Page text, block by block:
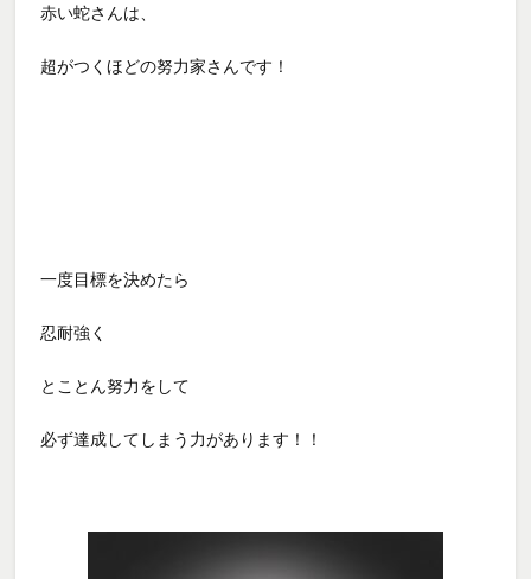
赤い蛇さんは、
超がつくほどの努力家さんです！
一度目標を決めたら
忍耐強く
とことん努力をして
必ず達成してしまう力があります！！